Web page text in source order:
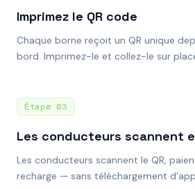
Imprimez le QR code
Chaque borne reçoit un QR unique
bord. Imprimez-le et collez-le sur
Étape 03
Les conducteurs scannent
Les conducteurs scannent le QR,
recharge — sans téléchargement